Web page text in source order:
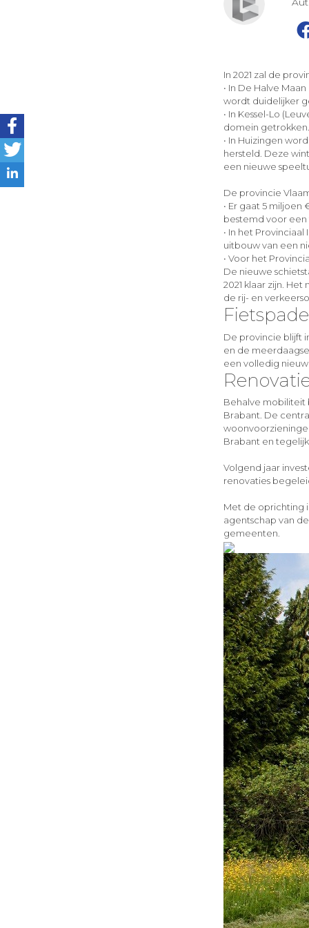
In 2021 zal de
• In De Halve
wordt duidelijker
• In Kessel-Lo
domein getrokken.
• In Huizingen
hersteld. Deze
een nieuwe
De provincie
• Er gaat 5
bestemd voor
• In het
uitbouw van een
• Voor het
De nieuwe
2021 klaar zijn.
de rij- en
De provincie blijft
en de
een volledig
Behalve mobiliteit
Brabant. De
Brabant en
Volgend jaar
renovaties
Met de oprichting
agentschap van
gemeenten.